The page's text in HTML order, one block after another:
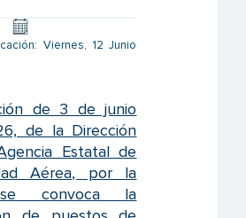
Viernes, 12 Junio
de 3 de junio
de la Dirección
Estatal de
Aérea, por la
convoca la